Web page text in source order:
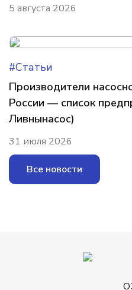
5 августа 2026
#Статьи
Производители
России — список
Ливнынасос)
31 июля 2026
Все новости